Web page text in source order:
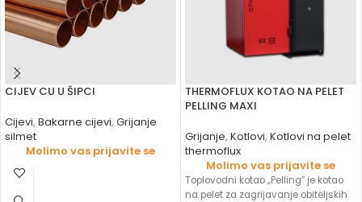
CIJEV CU U ŠIPCI
Cijevi, Bakarne cijevi, Grijanje
silmet
Molimo vas prijavite se
THERMOFLUX KOTAO NA PELET
PELLING MAXI
Grijanje, Kotlovi, Kotlovi na pelet
thermoflux
Molimo vas prijavite se
Toplovodni kotao „Pelling” je kotao
na pelet za zagrijavanje obiteljskih